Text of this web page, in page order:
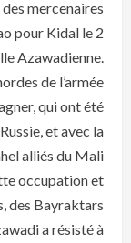
mercenaires
pour Kidal le 2
Azawadienne.
de l’armée
qui ont été
et avec la
alliés du Mali
occupation et
des Bayraktars
a résisté à